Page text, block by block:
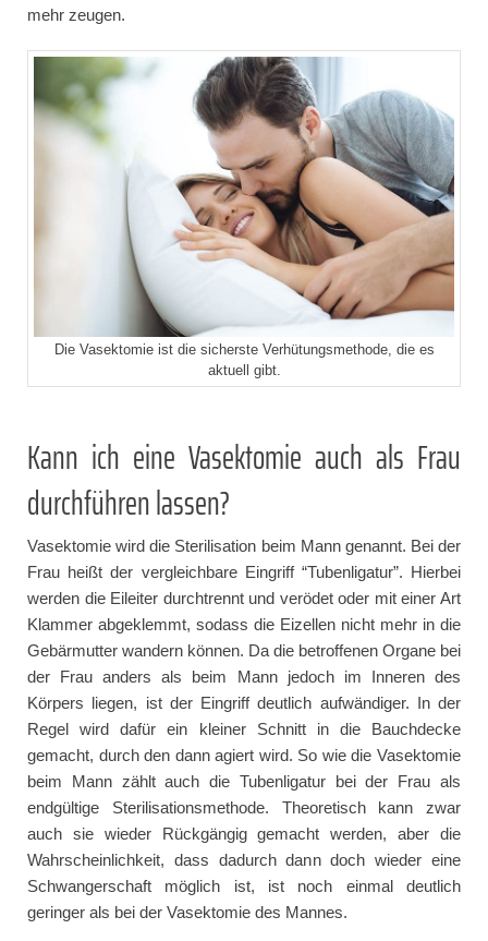
mehr zeugen.
Die Vasektomie ist die sicherste Verhütungsmethode, die es
aktuell gibt.
Kann ich eine Vasektomie auch als Frau
durchführen lassen?
Vasektomie wird die Sterilisation beim Mann genannt. Bei der
Frau heißt der vergleichbare Eingriff “Tubenligatur”. Hierbei
werden die Eileiter durchtrennt und verödet oder mit einer Art
Klammer abgeklemmt, sodass die Eizellen nicht mehr in die
Gebärmutter wandern können. Da die betroffenen Organe bei
der Frau anders als beim Mann jedoch im Inneren des
Körpers liegen, ist der Eingriff deutlich aufwändiger. In der
Regel wird dafür ein kleiner Schnitt in die Bauchdecke
gemacht, durch den dann agiert wird. So wie die Vasektomie
beim Mann zählt auch die Tubenligatur bei der Frau als
endgültige Sterilisationsmethode. Theoretisch kann zwar
auch sie wieder Rückgängig gemacht werden, aber die
Wahrscheinlichkeit, dass dadurch dann doch wieder eine
Schwangerschaft möglich ist, ist noch einmal deutlich
geringer als bei der Vasektomie des Mannes.